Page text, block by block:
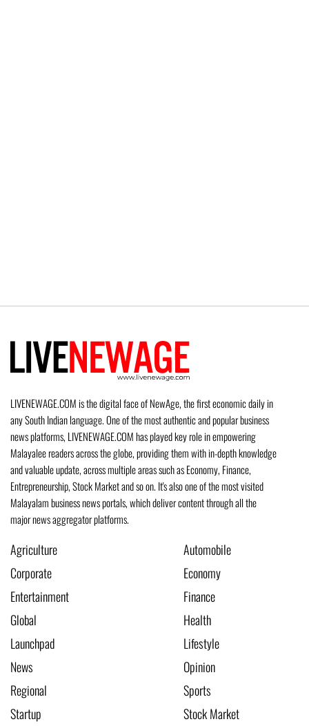
LIVENEWAGE.COM is the digital face of NewAge, the first economic daily in
any South Indian language. One of the most authentic and popular business
news platforms, LIVENEWAGE.COM has played key role in empowering
Malayalee readers across the globe, providing them with in-depth knowledge
and valuable update, across multiple areas such as Economy, Finance,
Entrepreneurship, Stock Market and so on. It's also one of the most visited
Malayalam business news portals, which deliver content through all the
major news aggregator platforms.
Agriculture
Automobile
Corporate
Economy
Entertainment
Finance
Global
Health
Launchpad
Lifestyle
News
Opinion
Regional
Sports
Startup
Stock Market